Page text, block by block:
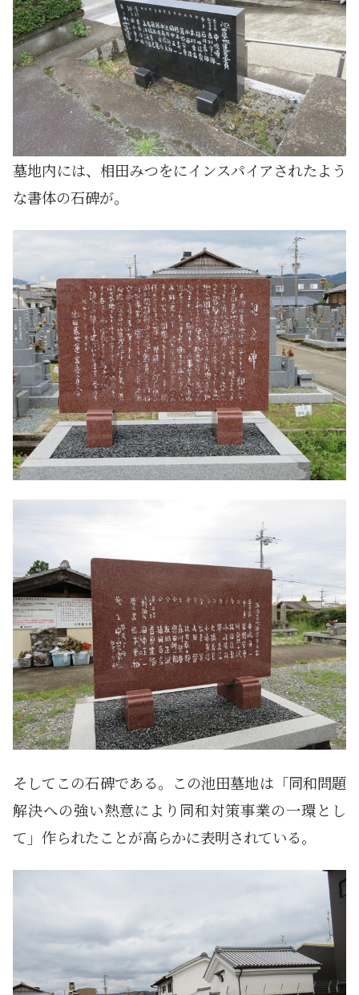
墓地内には、相田みつをにインスパイアされたよう
な書体の石碑が。
そしてこの石碑である。この池田墓地は「同和問題
解決への強い熱意により同和対策事業の一環とし
て」作られたことが高らかに表明されている。